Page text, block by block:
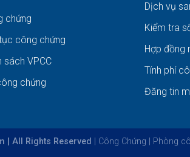
chứng
công chứng
sách VPCC
chứng
Dịch vụ
Kiểm tra
Hợp đồng
Tính phí
Đăng tin
| All Rights Reserved Công Chứng Phòng